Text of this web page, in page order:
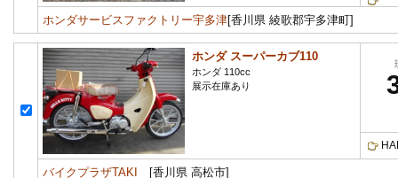
ホンダサービスファクトリー宇多津[香川県 綾歌郡宇多津町]
ホンダ スーパーカブ110
ホンダ 110cc
展示在庫あり
バイクプラザTAKI [香川県 高松市]